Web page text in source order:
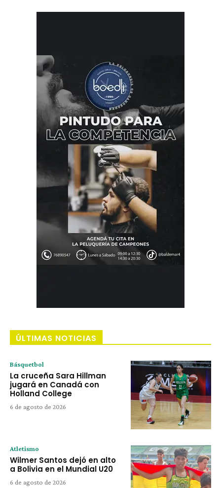
ÚLTIMAS NOTICIAS
Básquetbol
La cruceña Sara Hillman
jugará en Canadá con
Holland College
6 de agosto de 2026
Atletismo
Wilmer Santos dejó en alto
a Bolivia en el Mundial U20
6 de agosto de 2026